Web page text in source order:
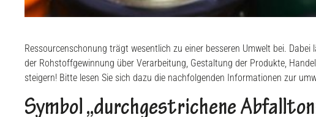
Ressourcenschonung trägt wesentlich zu einer besseren Umwelt bei.
der Rohstoffgewinnung über Verarbeitung, Gestaltung der Produkte,
steigern! Bitte lesen Sie sich dazu die nachfolgenden Informationen zur
Symbol „durchgestrichene